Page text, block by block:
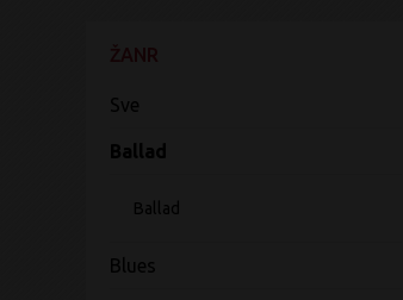
Sve
Ballad
Ballad
Blues